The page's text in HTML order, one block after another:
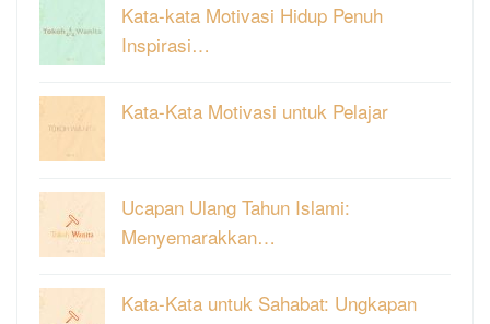
Kata-kata Motivasi Hidup Penuh
Inspirasi…
Kata-Kata Motivasi untuk Pelajar
Ucapan Ulang Tahun Islami:
Menyemarakkan…
Kata-Kata untuk Sahabat: Ungkapan